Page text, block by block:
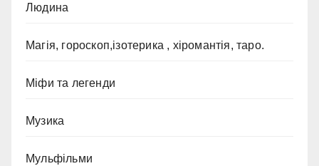
Людина
Магія, гороскоп,ізотерика , хіромантія, таро.
Міфи та легенди
Музика
Мульфільми